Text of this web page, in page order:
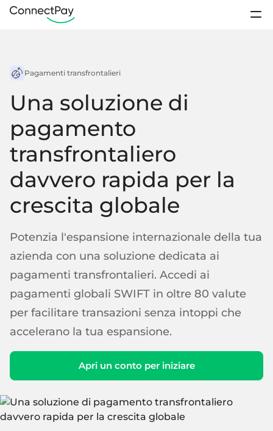
Programmi di
fidelizzazione
Rimessa Piattaforme
Crowdfunding
Storie di successo
InSoil
Infrastruttura di eco-investimento più veloce
Prestiti agevolati
Infrastruttura di prestito integrata senza soluzione di
continuità
BeMyBond
Scalare gli investimenti obbligazionari
Portafogli digitali
Pagamenti elettronici da portafoglio a portafoglio
Conti aziendali
IBAN per clienti commerciali
IBAN per clienti individuali
Conti segregati
Fondi del cliente conservati separatamente
Carte
Virtuale, fisico, white-label
Carte personali
Virtuale, fisico, white-label
Pagamenti
SEPA - Instant & SCT
Chi siamo
Risorse
Aprire un conto
Assistenza / FAQ
Contattaci
Azienda
Chi siamo
Responsabilità sociale
Pagamenti transfrontalieri
Una soluzione di
pagamento
transfrontaliero
davvero rapida per la
crescita globale
Potenzia l'espansione internazionale della tua
azienda con una soluzione dedicata ai
pagamenti transfrontalieri. Accedi ai
pagamenti globali SWIFT in oltre 80 valute
per facilitare transazioni senza intoppi che
accelerano la tua espansione.
Apri un conto per iniziare